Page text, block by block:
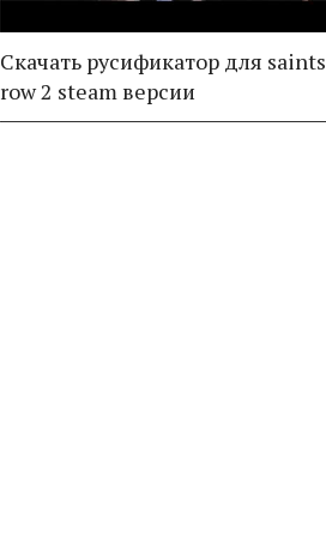
Скачать русификатор для saints
row 2 steam версии